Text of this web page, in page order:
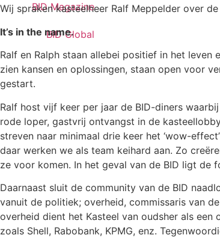
BID Magazine
BID Global
Wij spraken kasteelheer Ralf Meppelder over
It’s in the name.
Ralf en Ralph staan allebei positief in het
zien kansen en oplossingen, staan open voor
gestart.
Ralf host vijf keer per jaar de BID-diners
rode loper, gastvrij ontvangst in de
streven naar minimaal drie keer het ‘wow-
daar werken we als team keihard aan. Zo
ze voor komen. In het geval van de BID ligt de
Daarnaast sluit de community van de BID
vanuit de politiek; overheid, commissaris van
overheid dient het Kasteel van oudsher als
zoals Shell, Rabobank, KPMG, enz.